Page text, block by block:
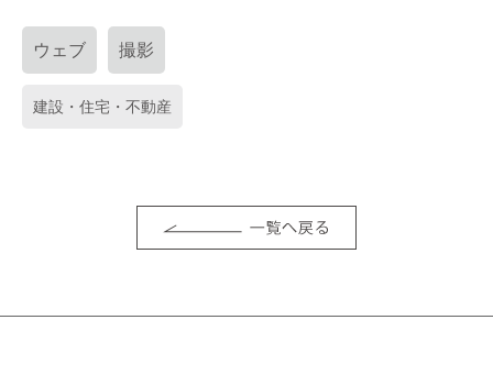
ウェブ 撮影
建設・住宅・不動産